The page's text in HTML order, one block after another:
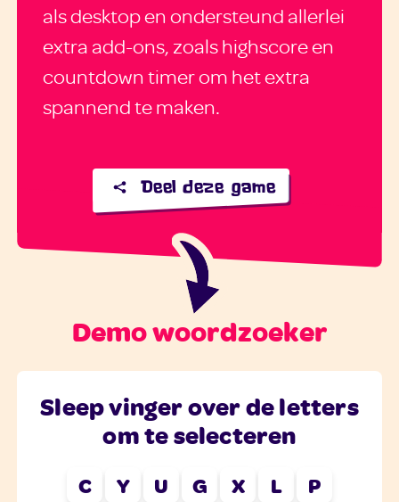
als desktop en ondersteund allerlei
extra add-ons, zoals highscore en
countdown timer om het extra
spannend te maken.
Deel deze game
Demo woordzoeker
Sleep vinger over de letters
om te selecteren
C Y U G X L P